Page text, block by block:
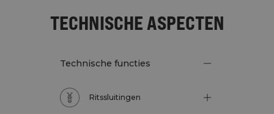
TECHNISCHE ASPECTEN
Technische functies
Ritssluitingen